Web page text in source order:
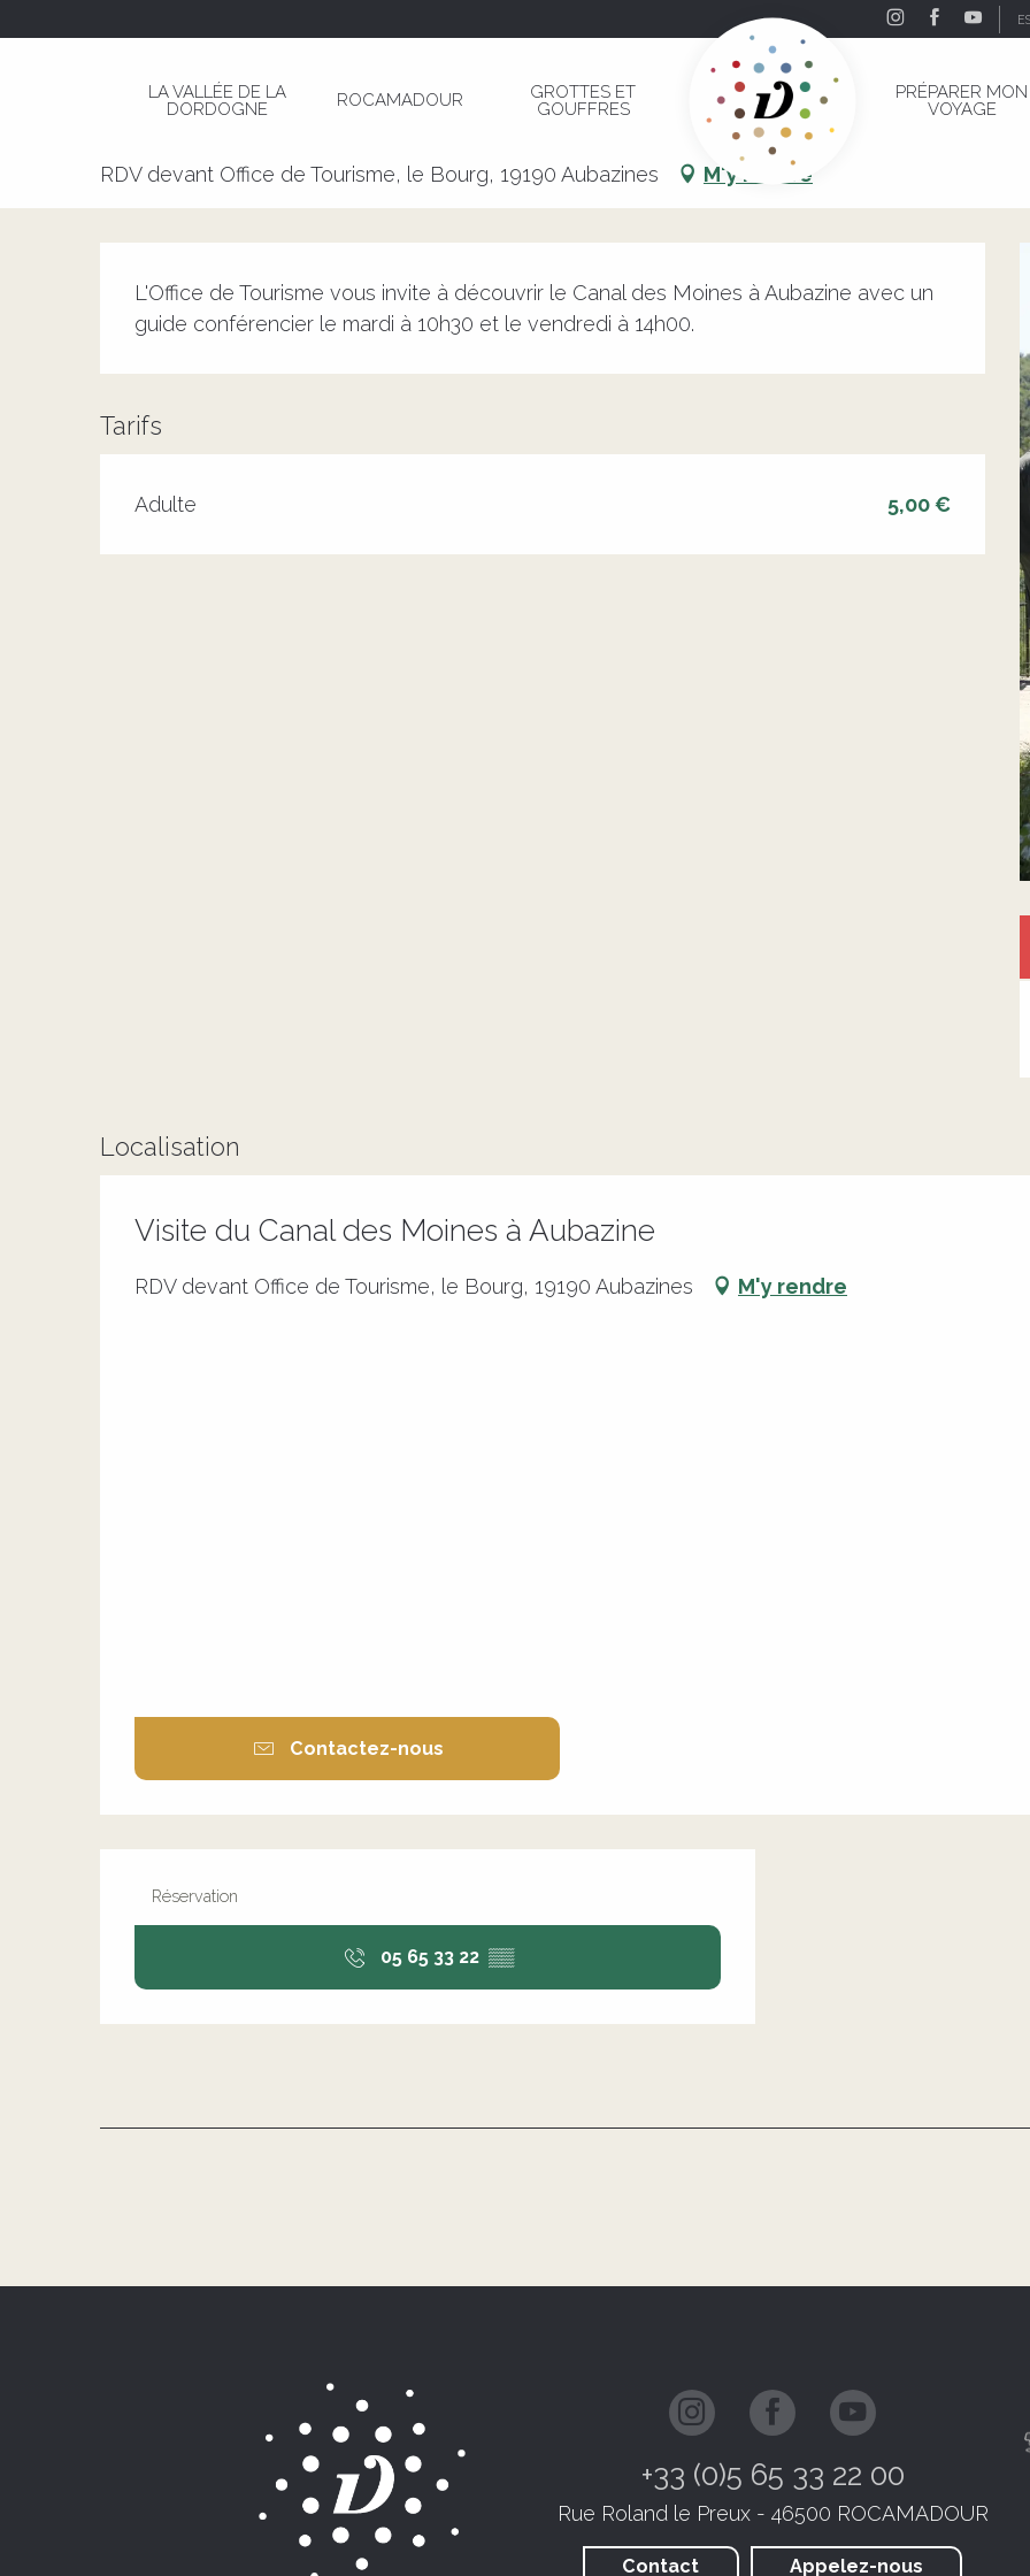
LA VALLÉE DE LA
DORDOGNE
ROCAMADOUR
GROTTES ET
GOUFFRES
PRÉPARER MON
VOYAGE
Visite du Canal des Moines à Aubazine
RDV devant Office de Tourisme, le Bourg, 19190 Aubazines M'y rendre
L'Office de Tourisme vous invite à découvrir le Canal des Moines à Aubazine avec un
guide conférencier le mardi à 10h30 et le vendredi à 14h00.
Tarifs
Adulte 5,00 €
Localisation
Visite du Canal des Moines à Aubazine
RDV devant Office de Tourisme, le Bourg, 19190 Aubazines M'y rendre
Contactez-nous
Réservation
05 65 33 22 ▒▒
+33 (0)5 65 33 22 00
Rue Roland le Preux - 46500 ROCAMADOUR
Contact Appelez-nous